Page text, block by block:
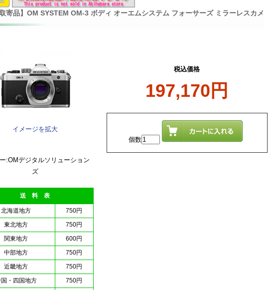
取寄品】OM SYSTEM OM-3 ボディ オーエムシステム フォーサーズ ミラーレスカメ
イメージを拡大
:OMデジタルソリューション
ズ
送 料 表
北海道地方
750円
東北地方
750円
関東地方
600円
中部地方
750円
近畿地方
750円
・四国地方
750円
税込価格
197,170円
個数